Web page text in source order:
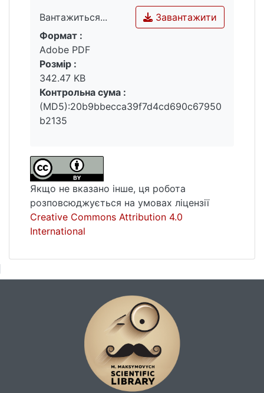
Вантажиться...
Вантажиться...
Завантажити
Формат :
Adobe PDF
Розмір :
342.47 KB
Контрольна сума :
(MD5):20b9bbecca39f7d4cd690c67950
b2135
Якщо не вказано інше, ця робота
розповсюджується на умовах ліцензії
Creative Commons Attribution 4.0
International